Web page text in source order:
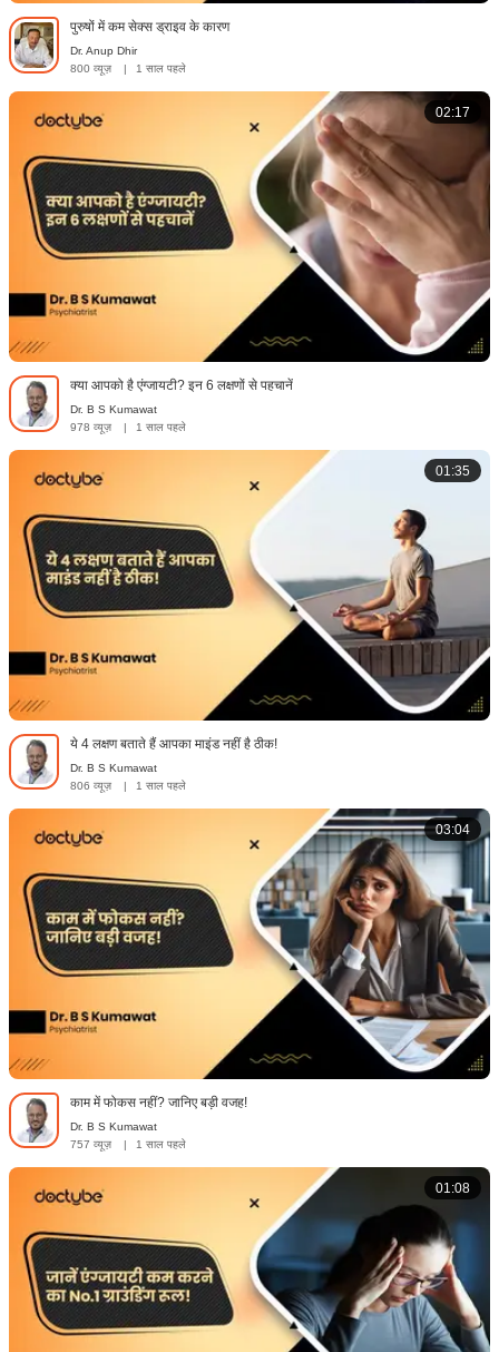
पुरुषों में कम सेक्स ड्राइव के कारण
Dr. Anup Dhir
800 व्यूज़
1 साल पहले
02:17
क्या आपको है एंग्जायटी? इन 6 लक्षणों से पहचानें
Dr. B S Kumawat
978 व्यूज़
1 साल पहले
01:35
ये 4 लक्षण बताते हैं आपका माइंड नहीं है ठीक!
Dr. B S Kumawat
806 व्यूज़
1 साल पहले
03:04
काम में फोकस नहीं? जानिए बड़ी वजह!
Dr. B S Kumawat
757 व्यूज़
| 1 साल पहले
01:08